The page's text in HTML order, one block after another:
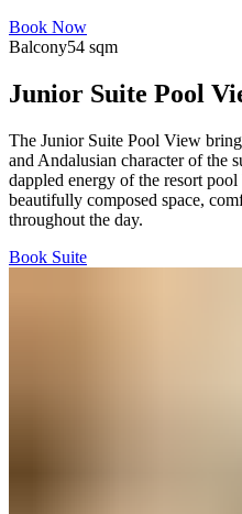
Book Now
Balcony​​​​‌ ‍ ​‍​‍‌‍ ‌ ​‍‌‍‍‌‌‍‌ ‌‍‍‌‌‍ ‍​‍​‍​ ‍‍​‍​‍‌ ​ ‌‍​‌‌‍ ‍‌‍‍‌‌ ‌​‌ ‍‌​‍ ‍‌‍‍‌‌‍ ​‍​‍​‍ ​​‍​‍‌‍‍​‌ ​‍‌‍‌‌‌‍‌‍​‍​‍​ ‍‍​‍​‍‌‍‍​‌ ‌​‌ ‌​‌ ​​‌ ​ ​ ‍‍​‍ ​‍ ‌‍ ​​‍ ‌‌‍​‌‌‍ ‍‌‍‌​​‍ ‌‌ ​‍​‍ ‌‌‍‍​‌‍ ‌ ‌​‌‍‌‌‌‍ ​‌ ​ ​‍ ‌‌ ​ ‌ ‌​‌ ‌‌‌‍‌​‌‍‍‌‌‍ ​‍ ‍‌ ‌‍‌‍‌‌‌ ​‍‌‍​ ‌‍‌‌‌‍ ​​‍ ‍‌‍​‌‌ ​​‌ ​​​‍ ‌‍‍‌‌‍ ‍‌ ‌​‌‍‌‌‌‍ ‍‌ ‌​​‍ ‌‍‌‌‌‍‌​‌‍‍‌‌ ‌​​‍ ‌‍ ‌‌‍ ‌‍‌​‌‍‌‌​ ‌‌ ​​‌ ​‍‌‍‌‌‌ ​ ‌‍‌‌‌‍ ‍‌ ‌​‌‍​‌‌ ‌​‌‍‍‌‌‍ ‌‍ ‍​ ‍ ‌‍‍‌‌‍‌​​ ‌​ ‍​​ ‌‍‌‍‌‍​ ‌‍‌‍​ ‌‍​‍​ ‌​‌‍​‍​‍ ‌​ ‌ ​ ‌‍​ ​​​ ‍‌​‍ ‌​ ‌​​ ‌‌‌‍​ ​ ‍‌​‍ ‌​ ‍​‌‍​‍​ ‌ ​ ‌ ​‍ ‌‌‍​‌​ ​‌​ ‌‌​ ‍‌‌‍​‍‌‍​‌​ ​‌​ ​‌‌‍‌‍​ ‌‍​ ​‌​ ‍‌​ ‍ ‌ ‌​‌ ‍‌‌ ​​‌‍‌‌​ ‌‌‍‍​‌‍ ‌ ‌​‌‍‌‌‌‍ ​‌‌​‍‌‍ ‌‍ ‌‍ ‌‌‌​ ‌ ‌‌‌‍‍‌‌ ‌​‌‍‌‌‌​​‌‌‍ ‌‌‍‌‌‌‍ ‍‌‍‍‌‌ ‌​‌ ‍‌​ ‍ ‌ ​​‌‍​‌‌ ‌​‌‍‍​​ ‌‌ ‌​‌‍‍‌‌ ‌​‌‍ ​‌‍‌‌​ ‌‍​‍‌‍​‌‌ ​ ‌‍‌‌‌‌‌‌‌ ​‍‌‍ ​​ ‌‌‍‍​‌ ‌​‌ ‌​‌ ​​‌ ​ ​‍‌‌​ ​ ‌​​‌​‍‌‌​ ​‍‌​‌‍​‍‌‌​ ​‍‌​‌‍‌‍ ​​‍ ‌‌‍​‌‌‍ ‍‌‍‌​​‍ ‌‌ ​‍​‍ ‌‌‍‍​‌‍ ‌ ‌​‌‍‌‌‌‍ ​‌ ​ ​‍ ‌‌ ​ ‌ ‌​‌ ‌‌‌‍‌​‌‍‍‌‌‍ ​‍ ‍‌ ‌‍‌‍‌‌‌ ​‍‌‍​ ‌‍‌‌‌‍ ​​‍ ‍‌‍​‌‌ ​​‌ ​​​‍‌‍‌‍‍‌‌‍‌​​ ‌​ ‍​​ ‌‍‌‍‌‍​ ‌‍‌‍​ ‌‍​‍​ ‌​‌‍​‍​‍ ‌​ ‌ ​ ‌‍​ ​​​ ‍‌​‍ ‌​ ‌​​ ‌‌‌‍​ ​ ‍‌​‍ ‌​ ‍​‌‍​‍​ ‌ ​ ‌ ​‍ ‌‌‍​‌​ ​‌​ ‌‌​ ‍‌‌‍​‍‌‍​‌​ ​‌​ ​‌‌‍‌‍​ ‌‍​ ​‌​ ‍‌​‍‌‍‌ ‌​‌ ‍‌‌ ​​‌‍‌‌​ ‌‌‍‍​‌‍ ‌ ‌​‌‍‌‌‌‍ ​‌‌​‍‌‍ ‌‍ ‌‍ ‌‌‌​ ‌ ‌‌‌‍‍‌‌ ‌​‌‍‌‌‌​​‌‌‍ ‌‌‍‌‌‌‍ ‍‌‍‍‌‌ ‌​‌ ‍‌​‍‌‍‌ ​​‌‍​‌‌ ‌​‌‍‍​​ ‌‌ ‌​‌‍‍‌‌ ‌​‌‍ ​‌‍‌‌​‍‌‍‌ ​​‌‍‌‌‌ ​‍‌ ​ ‌ ​​‌‍‌‌‌‍​ ‌ ‌​‌‍‍‌‌ ‌‍‌‍‌‌​ ‌‌ ​​‌ ‌‌‌‍​‍‌‍ ​‌‍‍‌‌ ​ ‌‍‍​‌‍‌‌‌‍‌​​‍​‍‌ ‌54 sqm​​​​‌ ‍ ​‍​‍‌‍ ‌ ​‍‌‍‍‌‌‍‌ ‌‍‍‌‌‍ ‍​‍​‍​ ‍‍​‍​‍‌ ​ ‌‍​‌‌‍ ‍‌‍‍‌‌ ‌​‌ ‍‌​‍ ‍‌‍‍‌‌‍ ​‍​‍​‍ ​​‍​‍‌‍‍​‌ ​‍‌‍‌‌‌‍‌‍​‍​‍​ ‍‍​‍​‍‌‍‍​‌ ‌​‌ ‌​‌ ​​‌ ​ ​ ‍‍​‍ ​‍ ‌‍ ​​‍ ‌‌‍​‌‌‍ ‍‌‍‌​​‍ ‌‌ ​‍​‍ ‌‌‍‍​‌‍ ‌ ‌​‌‍‌‌‌‍ ​‌ ​ ​‍ ‌‌ ​ ‌ ‌​‌ ‌‌‌‍‌​‌‍‍‌‌‍ ​‍ ‍‌ ‌‍‌‍‌‌‌ ​‍‌‍​ ‌‍‌‌‌‍ ​​‍ ‍‌‍​‌‌ ​​‌ ​​​‍ ‌‍‍‌‌‍ ‍‌ ‌​‌‍‌‌‌‍ ‍‌ ‌​​‍ ‌‍‌‌‌‍‌​‌‍‍‌‌ ‌​​‍ ‌‍ ‌‌‍ ‌‍‌​‌‍‌‌​ ‌‌ ​​‌ ​‍‌‍‌‌‌ ​ ‌‍‌‌‌‍ ‍‌ ‌​‌‍​‌‌ ‌​‌‍‍‌‌‍ ‌‍ ‍​ ‍ ‌‍‍‌‌‍‌​​ ‌‌‍‌‌​ ​​​ ‌ ​ ‌‌‌‍‌​‌‍​‍​ ‌‍​ ‌ ​‍ ‌​ ​‌‌‍‌‌​ ​‍‌‍​ ​‍ ‌​ ‌​​ ​​​ ‍​​ ‌‍​‍ ‌​ ‍‌‌‍​ ​ ​‌​ ‌​​‍ ‌‌‍​‌‌‍‌‌​ ‍‌​ ‍​​ ​​​ ‌‍‌‍‌‌​ ‌‍​ ‌ ​ ‌​‌‍​ ​ ​​​ ‍ ‌ ‌​‌ ‍‌‌ ​​‌‍‌‌​ ‌‌‍‍​‌‍ ‌ ‌​‌‍‌‌‌‍ ​‌‌​‍‌‍ ‌‍ ‌‍ ‌‌‌​ ‌ ‌‌‌‍‍‌‌ ‌​‌‍‌‌‌​​‌‌‍ ‌‌‍‌‌‌‍ ‍‌‍‍‌‌ ‌​‌ ‍‌​ ‍ ‌ ​​‌‍​‌‌ ‌​‌‍‍​​ ‌‌ ‌​‌‍‍‌‌ ‌​‌‍ ​‌‍‌‌​ ‌‍​‍‌‍​‌‌ ​ ‌‍‌‌‌‌‌‌‌ ​‍‌‍ ​​ ‌‌‍‍​‌ ‌​‌ ‌​‌ ​​‌ ​ ​‍‌‌​ ​ ‌​​‌​‍‌‌​ ​‍‌​‌‍​‍‌‌​ ​‍‌​‌‍‌‍ ​​‍ ‌‌‍​‌‌‍ ‍‌‍‌​​‍ ‌‌ ​‍​‍ ‌‌‍‍​‌‍ ‌ ‌​‌‍‌‌‌‍ ​‌ ​ ​‍ ‌‌ ​ ‌ ‌​‌ ‌‌‌‍‌​‌‍‍‌‌‍ ​‍ ‍‌ ‌‍‌‍‌‌‌ ​‍‌‍​ ‌‍‌‌‌‍ ​​‍ ‍‌‍​‌‌ ​​‌ ​​​‍‌‍‌‍‍‌‌‍‌​​ ‌‌‍‌‌​ ​​​ ‌ ​ ‌‌‌‍‌​‌‍​‍​ ‌‍​ ‌ ​‍ ‌​ ​‌‌‍‌‌​ ​‍‌‍​ ​‍ ‌​ ‌​​ ​​​ ‍​​ ‌‍​‍ ‌​ ‍‌‌‍​ ​ ​‌​ ‌​​‍ ‌‌‍​‌‌‍‌‌​ ‍‌​ ‍​​ ​​​ ‌‍‌‍‌‌​ ‌‍​ ‌ ​ ‌​‌‍​ ​ ​​​‍‌‍‌ ‌​‌ ‍‌‌ ​​‌‍‌‌​ ‌‌‍‍​‌‍ ‌ ‌​‌‍‌‌‌‍ ​‌‌​‍‌‍ ‌‍ ‌‍ ‌‌‌​ ‌ ‌‌‌‍‍‌‌ ‌​‌‍‌‌‌​​‌‌‍ ‌‌‍‌‌‌‍ ‍‌‍‍‌‌ ‌​‌ ‍‌​‍‌‍‌ ​​‌‍​‌‌ ‌​‌‍‍​​ ‌‌ ‌​‌‍‍‌‌ ‌​‌‍ ​‌‍‌‌​‍‌‍‌ ​​‌‍‌‌‌ ​‍‌ ​ ‌ ​​‌‍‌‌‌‍​ ‌ ‌​‌‍‍‌‌ ‌‍‌‍‌‌​ ‌‌ ​​‌ ‌‌‌‍​‍‌‍ ​‌‍‍‌‌ ​ ‌‍‍​‌‍‌‌‌‍‌​​‍​‍‌ ‌
Junior Suite Pool View​​​​‌
The Junior Suite Pool View
and Andalusian character of the
dappled energy of the resort
beautifully composed space,
throughout the day.​​​​‌ ‍ ​‍​‍‌‍ ‌ ​‍‌‍‍‌‌‍‌ ‌‍‍‌‌‍ ‍​‍​‍​ ‍‍​‍​‍‌ ​ ‌‍​‌‌‍ ‍‌‍‍‌‌ ‌​‌ ‍‌​‍ ‍‌‍‍‌‌‍ ​‍​‍​‍ ​​‍​‍‌‍‍​‌ ​‍‌‍‌‌‌‍‌‍​‍​‍​ ‍‍​‍​‍‌‍‍​‌ ‌​‌ ‌​‌ ​​‌ ​ ​ ‍‍​‍ ​‍ ‌‍ ​​‍ ‌‌‍​‌‌‍ ‍‌‍‌​​‍ ‌‌ ​‍​‍ ‌‌‍‍​‌‍ ‌ ‌​‌‍‌‌‌‍ ​‌ ​ ​‍ ‌‌ ​ ‌ ‌​‌ ‌‌‌‍‌​‌‍‍‌‌‍ ​‍ ‍‌ ‌‍‌‍‌‌‌ ​‍‌‍​ ‌‍‌‌‌‍ ​​‍ ‍‌‍​‌‌ ​​‌ ​​​‍ ‌‍‍‌‌‍ ‍‌ ‌​‌‍‌‌‌‍ ‍‌ ‌​​‍ ‌‍‌‌‌‍‌​‌‍‍‌‌ ‌​​‍ ‌‍ ‌‌‍ ‌‍‌​‌‍‌‌​ ‌‌ ​​‌ ​‍‌‍‌‌‌ ​ ‌‍‌‌‌‍ ‍‌ ‌​‌‍​‌‌ ‌​‌‍‍‌‌‍ ‌‍ ‍​ ‍ ‌‍‍‌‌‍‌​​ ‌​ ‌​​ ​‌​ ‌‌‌‍​‍​ ‍‌​ ‌‍​ ‌​‌‍​ ​‍ ‌​ ​‌‌‍​‍​ ​ ‌‍​‌​‍ ‌​ ‌​​ ​‌‌‍​‌‌‍​ ​‍ ‌‌‍​‍​ ​​​ ‌‌‌‍‌‍​‍ ‌‌‍‌​​ ‌​​ ‌​‌‍‌‌‌‍‌‍‌‍​‍‌‍​‌​ ​‌​ ‌‍‌‍‌‌​ ​‌​ ​ ​ ‍ ‌ ‌​‌ ‍‌‌ ​​‌‍‌‌​ ‌‌‍‍​‌‍ ‌ ‌​‌‍‌‌‌‍ ​‌‌​‍‌‍ ‌‍ ‌‍ ‌‌‌​ ‌ ‌‌‌‍‍‌‌ ‌​‌‍‌‌​ ‍ ‌ ​​‌‍​‌‌ ‌​‌‍‍​​ ‌‌‍‌​‌‍‌‌‌ ​ ‌‍​ ‌ ​‍‌‍‍‌‌ ​​‌ ‌​‌‍‍‌‌‍ ‌‍ ‍​ ‌‍​‍‌‍​‌‌ ​ ‌‍‌‌‌‌‌‌‌ ​‍‌‍ ​​ ‌‌‍‍​‌ ‌​‌ ‌​‌ ​​‌ ​ ​‍‌‌​ ​ ‌​​‌​‍‌‌​ ​‍‌​‌‍​‍‌‌​ ​‍‌​‌‍‌‍ ​​‍ ‌‌‍​‌‌‍ ‍‌‍‌​​‍ ‌‌ ​‍​‍ ‌‌‍‍​‌‍ ‌ ‌​‌‍‌‌‌‍ ​‌ ​ ​‍ ‌‌ ​ ‌ ‌​‌ ‌‌‌‍‌​‌‍‍‌‌‍ ​‍ ‍‌ ‌‍‌‍‌‌‌ ​‍‌‍​ ‌‍‌‌‌‍ ​​‍ ‍‌‍​‌‌ ​​‌ ​​​‍‌‍‌‍‍‌‌‍‌​​ ‌​ ‌​​ ​‌​ ‌‌‌‍​‍​ ‍‌​ ‌‍​ ‌​‌‍​ ​‍ ‌​ ​‌‌‍​‍​ ​ ‌‍​‌​‍ ‌​ ‌​​ ​‌‌‍​‌‌‍​ ​‍ ‌‌‍​‍​ ​​​ ‌‌‌‍‌‍​‍ ‌‌‍‌​​ ‌​​ ‌​‌‍‌‌‌‍‌‍‌‍​‍‌‍​‌​ ​‌​ ‌‍‌‍‌‌​ ​‌​ ​ ​‍‌‍‌ ‌​‌ ‍‌‌ ​​‌‍‌‌​ ‌‌‍‍​‌‍ ‌ ‌​‌‍‌‌‌‍ ​‌‌​‍‌‍ ‌‍ ‌‍ ‌‌‌​ ‌ ‌‌‌‍‍‌‌ ‌​‌‍‌‌​‍‌‍‌ ​​‌‍​‌‌ ‌​‌‍‍​​ ‌‌‍‌​‌‍‌‌‌ ​ ‌‍​ ‌ ​‍‌‍‍‌‌ ​​‌ ‌​‌‍‍‌‌‍ ‌‍ ‍​‍‌‍‌ ​​‌‍‌‌‌ ​‍‌ ​ ‌ ​​‌‍‌‌‌‍​ ‌ ‌​‌‍‍‌‌ ‌‍‌‍‌‌​ ‌‌ ​​‌ ‌‌‌‍​‍‌‍ ​‌‍‍‌‌ ​ ‌‍‍​‌‍‌‌‌‍‌​​‍​‍‌ ‌
Book Suite​​​​‌ ‍ ​‍​‍‌‍ ‌ ​‍‌‍‍‌‌‍‌ ‌‍‍‌‌‍ ‍​‍​‍​ ‍‍​‍​‍‌ ​ ‌‍​‌‌‍ ‍‌‍‍‌‌ ‌​‌ ‍‌​‍ ‍‌‍‍‌‌‍ ​‍​‍​‍ ​​‍​‍‌‍‍​‌ ​‍‌‍‌‌‌‍‌‍​‍​‍​ ‍‍​‍​‍‌‍‍​‌ ‌​‌ ‌​‌ ​​‌ ​ ​ ‍‍​‍ ​‍ ‌‍ ​​‍ ‌‌‍​‌‌‍ ‍‌‍‌​​‍ ‌‌ ​‍​‍ ‌‌‍‍​‌‍ ‌ ‌​‌‍‌‌‌‍ ​‌ ​ ​‍ ‌‌ ​ ‌ ‌​‌ ‌‌‌‍‌​‌‍‍‌‌‍ ​‍ ‍‌ ‌‍‌‍‌‌‌ ​‍‌‍​ ‌‍‌‌‌‍ ​​‍ ‍‌‍​‌‌ ​​‌ ​​​‍ ‌‍‍‌‌‍ ‍‌ ‌​‌‍‌‌‌‍ ‍‌ ‌​​‍ ‌‍‌‌‌‍‌​‌‍‍‌‌ ‌​​‍ ‌‍ ‌‌‍ ‌‍‌​‌‍‌‌​ ‌‌ ​​‌ ​‍‌‍‌‌‌ ​ ‌‍‌‌‌‍ ‍‌ ‌​‌‍​‌‌ ‌​‌‍‍‌‌‍ ‌‍ ‍​ ‍ ‌‍‍‌‌‍‌​​ ‌​ ‌​​ ​‌​ ‌‌‌‍​‍​ ‍‌​ ‌‍​ ‌​‌‍​ ​‍ ‌​ ​‌‌‍​‍​ ​ ‌‍​‌​‍ ‌​ ‌​​ ​‌‌‍​‌‌‍​ ​‍ ‌‌‍​‍​ ​​​ ‌‌‌‍‌‍​‍ ‌‌‍‌​​ ‌​​ ‌​‌‍‌‌‌‍‌‍‌‍​‍‌‍​‌​ ​‌​ ‌‍‌‍‌‌​ ​‌​ ​ ​ ‍ ‌ ‌​‌ ‍‌‌ ​​‌‍‌‌​ ‌‌‍‍​‌‍ ‌ ‌​‌‍‌‌‌‍ ​‌‌​‍‌‍ ‌‍ ‌‍ ‌‌‌​ ‌ ‌‌‌‍‍‌‌ ‌​‌‍‌‌​ ‍ ‌ ​​‌‍​‌‌ ‌​‌‍‍​​ ‌‌‍​ ‌ ‌​‌‍​‌​‍ ‍‌‍ ​‌‍​‌‌‍​‍‌‍‌‌‌‍ ​​ ‌‍​‍‌‍​‌‌ ​ ‌‍‌‌‌‌‌‌‌ ​‍‌‍ ​​ ‌‌‍‍​‌ ‌​‌ ‌​‌ ​​‌ ​ ​‍‌‌​ ​ ‌​​‌​‍‌‌​ ​‍‌​‌‍​‍‌‌​ ​‍‌​‌‍‌‍ ​​‍ ‌‌‍​‌‌‍ ‍‌‍‌​​‍ ‌‌ ​‍​‍ ‌‌‍‍​‌‍ ‌ ‌​‌‍‌‌‌‍ ​‌ ​ ​‍ ‌‌ ​ ‌ ‌​‌ ‌‌‌‍‌​‌‍‍‌‌‍ ​‍ ‍‌ ‌‍‌‍‌‌‌ ​‍‌‍​ ‌‍‌‌‌‍ ​​‍ ‍‌‍​‌‌ ​​‌ ​​​‍‌‍‌‍‍‌‌‍‌​​ ‌​ ‌​​ ​‌​ ‌‌‌‍​‍​ ‍‌​ ‌‍​ ‌​‌‍​ ​‍ ‌​ ​‌‌‍​‍​ ​ ‌‍​‌​‍ ‌​ ‌​​ ​‌‌‍​‌‌‍​ ​‍ ‌‌‍​‍​ ​​​ ‌‌‌‍‌‍​‍ ‌‌‍‌​​ ‌​​ ‌​‌‍‌‌‌‍‌‍‌‍​‍‌‍​‌​ ​‌​ ‌‍‌‍‌‌​ ​‌​ ​ ​‍‌‍‌ ‌​‌ ‍‌‌ ​​‌‍‌‌​ ‌‌‍‍​‌‍ ‌ ‌​‌‍‌‌‌‍ ​‌‌​‍‌‍ ‌‍ ‌‍ ‌‌‌​ ‌ ‌‌‌‍‍‌‌ ‌​‌‍‌‌​‍‌‍‌ ​​‌‍​‌‌ ‌​‌‍‍​​ ‌‌‍​ ‌ ‌​‌‍​‌​‍ ‍‌‍ ​‌‍​‌‌‍​‍‌‍‌‌‌‍ ​​‍‌‍‌ ​​‌‍‌‌‌ ​‍‌ ​ ‌ ​​‌‍‌‌‌‍​ ‌ ‌​‌‍‍‌‌ ‌‍‌‍‌‌​ ‌‌ ​​‌ ‌‌‌‍​‍‌‍ ​‌‍‍‌‌ ​ ‌‍‍​‌‍‌‌‌‍‌​​‍​‍‌ ‌